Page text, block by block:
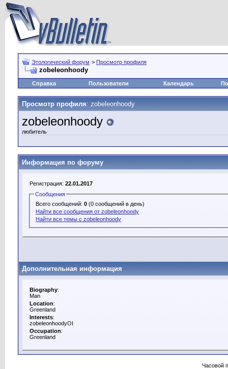
Этологический форум > Просмотр профиля
zobeleonhoody
Справка Пользователи Календарь
Просмотр профиля: zobeleonhoody
zobeleonhoody
любитель
Информация по форуму
Регистрация: 22.01.2017
Сообщения
Всего сообщений:0 (0 сообщений в день)
Найти все сообщения от zobeleonhoody
Найти все темы с zobeleonhoody
Дополнительная информация
Biography:
Man
Location:
Greenland
Interests:
zobeleonhoodyOI
Occupation:
Greenland
Часовой